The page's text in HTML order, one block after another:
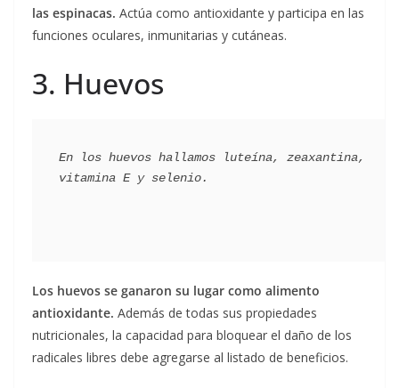
las espinacas. Actúa como antioxidante y participa en las
funciones oculares, inmunitarias y cutáneas.
3. Huevos
En los huevos hallamos luteína, zeaxantina,
Los huevos se ganaron su lugar como alimento
antioxidante. Además de todas sus propiedades
nutricionales, la capacidad para bloquear el daño de los
radicales libres debe agregarse al listado de beneficios.